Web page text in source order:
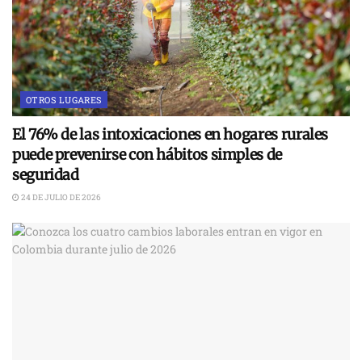
OTROS LUGARES
El 76% de las intoxicaciones en hogares rurales
puede prevenirse con hábitos simples de
seguridad
24 DE JULIO DE 2026